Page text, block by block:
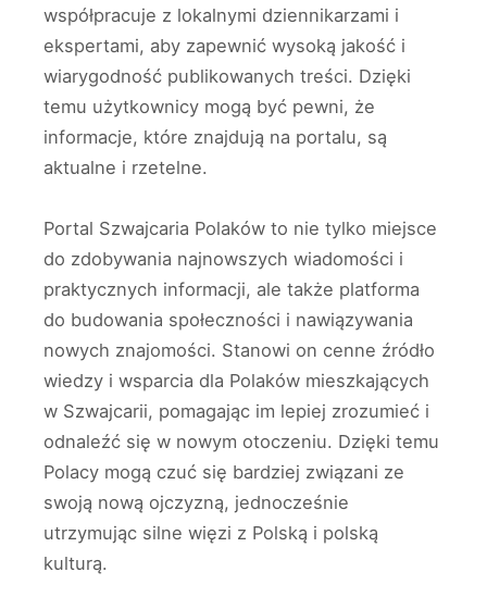
współpracuje z lokalnymi dziennikarzami i
ekspertami, aby zapewnić wysoką jakość i
wiarygodność publikowanych treści. Dzięki
temu użytkownicy mogą być pewni, że
informacje, które znajdują na portalu, są
aktualne i rzetelne.
Portal Szwajcaria Polaków to nie tylko miejsce
do zdobywania najnowszych wiadomości i
praktycznych informacji, ale także platforma
do budowania społeczności i nawiązywania
nowych znajomości. Stanowi on cenne źródło
wiedzy i wsparcia dla Polaków mieszkających
w Szwajcarii, pomagając im lepiej zrozumieć i
odnaleźć się w nowym otoczeniu. Dzięki temu
Polacy mogą czuć się bardziej związani ze
swoją nową ojczyzną, jednocześnie
utrzymując silne więzi z Polską i polską
kulturą.